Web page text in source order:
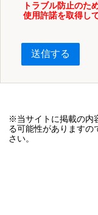
トラブル防止のた
使用許諾を取得し
送信する
※当サイトに掲載の内
る可能性がありますの
さい。